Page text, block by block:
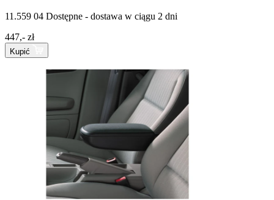
11.559 04 Dostępne - dostawa w ciągu 2 dni
447,- zł
Kupić